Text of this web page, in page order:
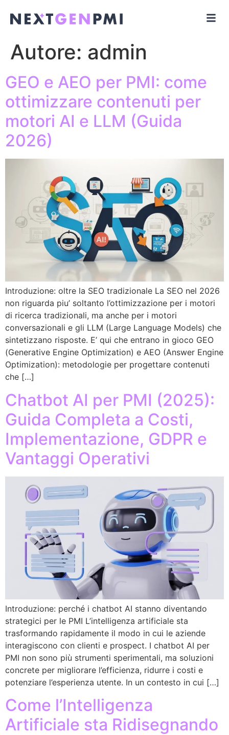
Autore: admin
GEO e AEO per PMI: come
ottimizzare contenuti per
motori AI e LLM (Guida
2026)
Introduzione: oltre la SEO tradizionale La SEO nel 2026
non riguarda piu’ soltanto l’ottimizzazione per i motori
di ricerca tradizionali, ma anche per i motori
conversazionali e gli LLM (Large Language Models) che
sintetizzano risposte. E’ qui che entrano in gioco GEO
(Generative Engine Optimization) e AEO (Answer Engine
Optimization): metodologie per progettare contenuti
che […]
Chatbot AI per PMI (2025):
Guida Completa a Costi,
Implementazione, GDPR e
Vantaggi Operativi
Introduzione: perché i chatbot AI stanno diventando
strategici per le PMI L’intelligenza artificiale sta
trasformando rapidamente il modo in cui le aziende
interagiscono con clienti e prospect. I chatbot AI per
PMI non sono più strumenti sperimentali, ma soluzioni
concrete per migliorare l’efficienza, ridurre i costi e
potenziare l’esperienza utente. In un contesto in cui […]
Come l’Intelligenza
Artificiale sta Ridisegnando